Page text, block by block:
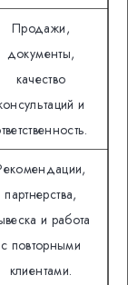
Продажи,
документы,
качество
и
партнерства,
и работа
с повторными
клиентами.